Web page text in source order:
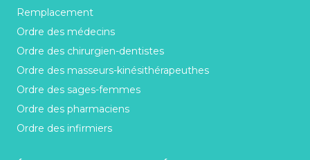
Remplacement
Ordre des médecins
Ordre des chirurgien-dentistes
Ordre des masseurs-kinésithérapeuthes
Ordre des sages-femmes
Ordre des pharmaciens
Ordre des infirmiers